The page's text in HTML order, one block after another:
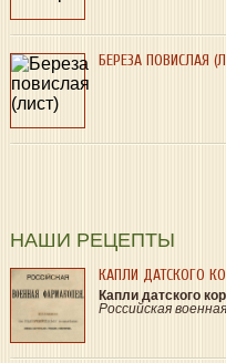
БЕРЕЗА ПОВИСЛАЯ
НАШИ РЕЦЕПТЫ
КАПЛИ ДАТСКОГО
Капли датского
Российская